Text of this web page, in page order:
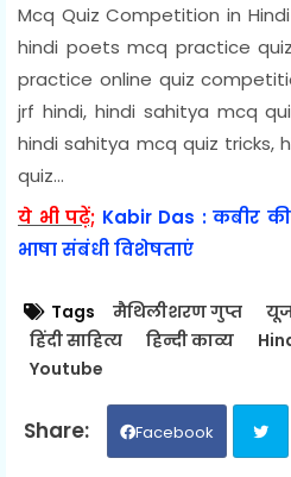
Mcq Quiz Competition in
hindi poets mcq practice
practice online quiz
jrf hindi, hindi sahitya mcq
hindi sahitya mcq quiz tricks,
quiz...
ये भी पढ़ें; Kabir Das : कबीर
भाषा संबंधी विशेषताएं
Tags मैथिलीशरण गुप्त
हिंदी साहित्य
हिन्दी काव्य
Youtube
Facebook